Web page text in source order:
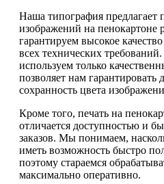
Наша типография предлагает
изображений на
гарантируем высокое
всех технических
используем только
позволяет нам гарантировать
сохранность цвета
Кроме того, печать на
отличается доступностью и
заказов. Мы понимаем,
иметь возможность быстро
поэтому стараемся
максимально оперативно.